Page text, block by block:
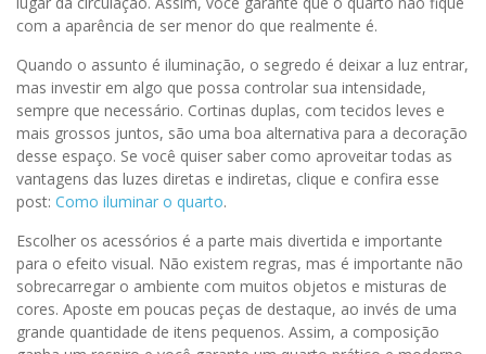
com a aparência de ser menor do que realmente é.
Quando o assunto é iluminação, o segredo é deixar a luz entrar,
mas investir em algo que possa controlar sua intensidade,
sempre que necessário. Cortinas duplas, com tecidos leves e
mais grossos juntos, são uma boa alternativa para a decoração
desse espaço. Se você quiser saber como aproveitar todas as
vantagens das luzes diretas e indiretas, clique e confira esse
post: Como iluminar o quarto.
Escolher os acessórios é a parte mais divertida e importante
para o efeito visual. Não existem regras, mas é importante não
sobrecarregar o ambiente com muitos objetos e misturas de
cores. Aposte em poucas peças de destaque, ao invés de uma
grande quantidade de itens pequenos. Assim, a composição